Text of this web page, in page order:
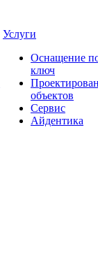
Услуги
Оснащение
ключ
объектов
Сервис
Айдентика